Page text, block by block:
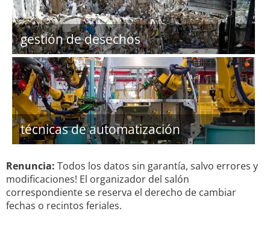
gestión de desechos
técnicas de automatización
Renuncia: Todos los datos sin garantía, salvo errores y
modificaciones! El organizador del salón
correspondiente se reserva el derecho de cambiar
fechas o recintos feriales.